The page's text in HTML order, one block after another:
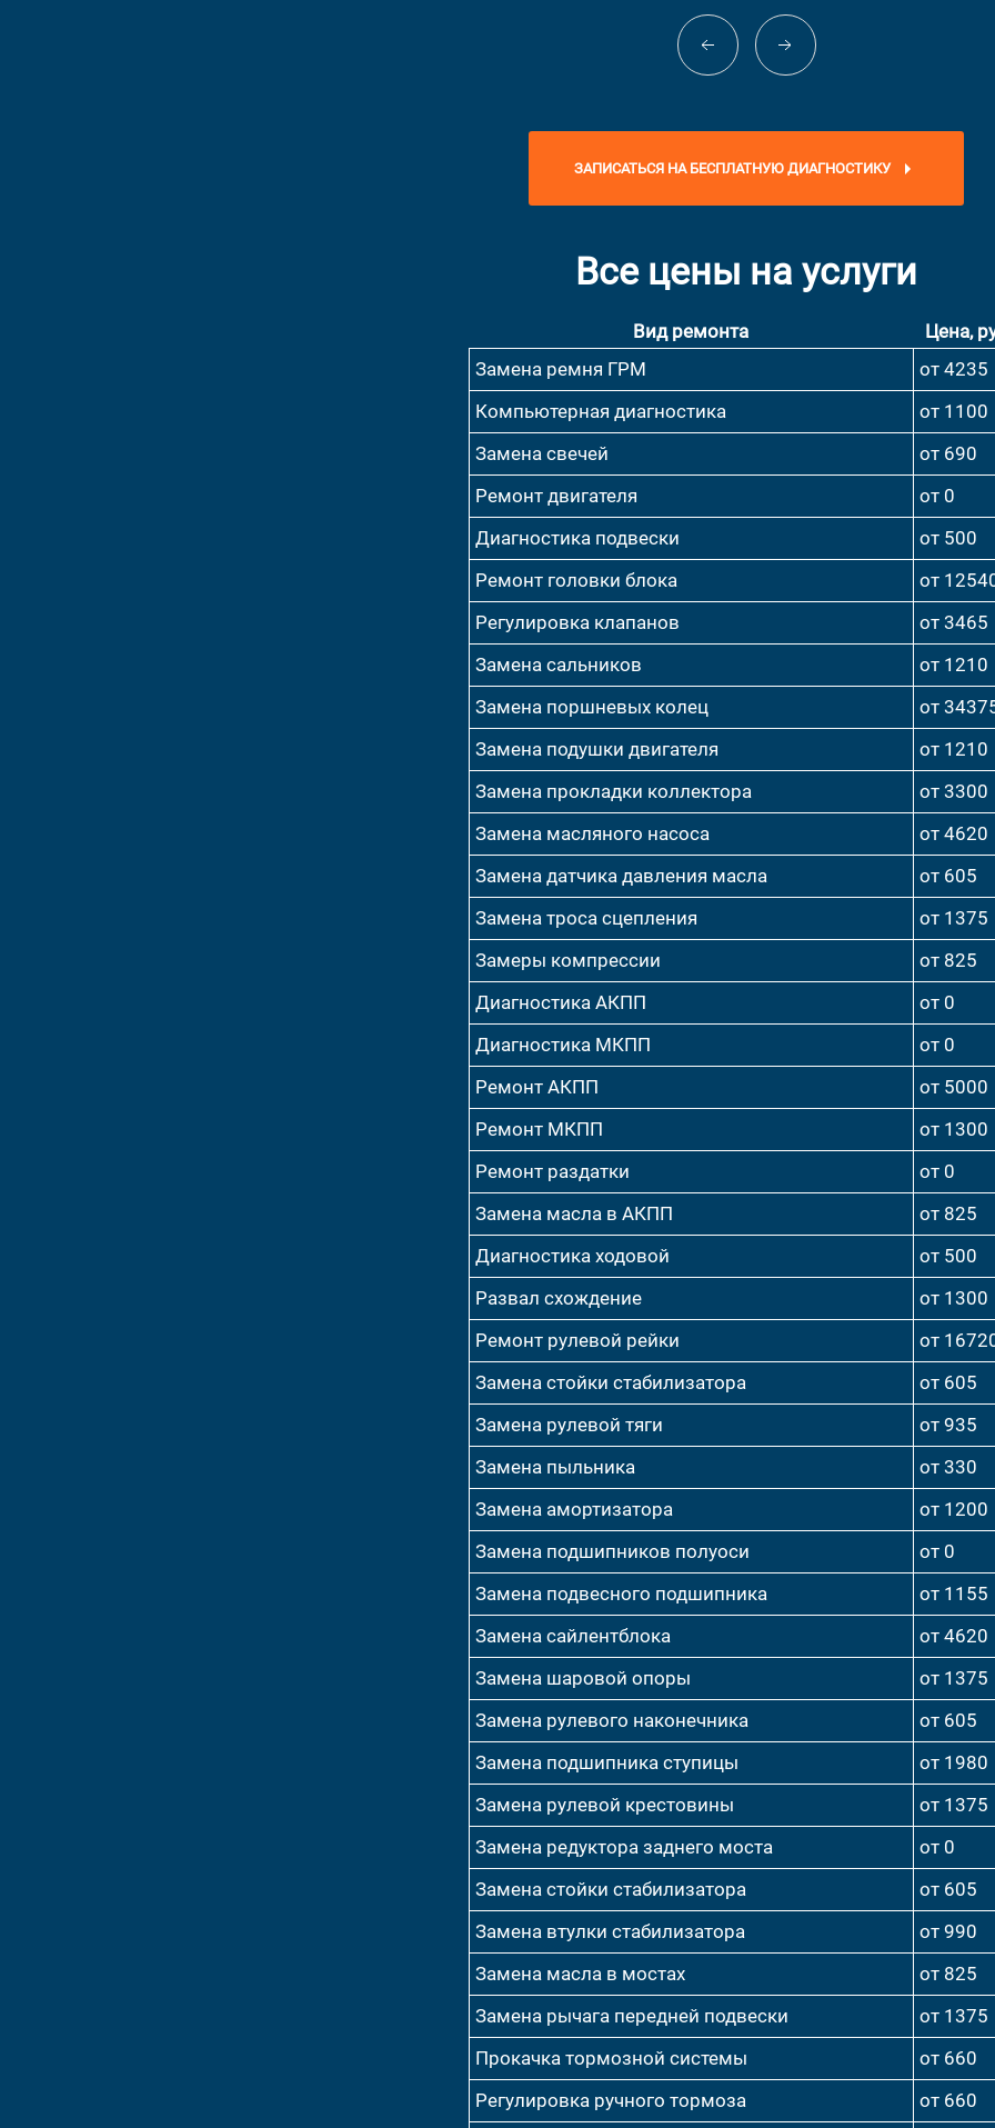
ЗАПИСАТЬСЯ НА БЕСПЛАТНУЮ ДИАГНОСТИКУ
Все цены на услуги
Вид ремонта
Цена,
Замена ремня ГРМ
от 4235
Компьютерная диагностика
от 1100
Замена свечей
от 690
Ремонт двигателя
от 0
Диагностика подвески
от 500
Ремонт головки блока
от
Регулировка клапанов
от 3465
Замена сальников
от 1210
Замена поршневых колец
от
Замена подушки двигателя
от 1210
Замена прокладки коллектора
от 3300
Замена масляного насоса
от 4620
Замена датчика давления масла
от 605
Замена троса сцепления
от 1375
Замеры компрессии
от 825
Диагностика АКПП
от 0
Диагностика МКПП
от 0
Ремонт АКПП
от 5000
Ремонт МКПП
от 1300
Ремонт раздатки
от 0
Замена масла в АКПП
от 825
Диагностика ходовой
от 500
Развал схождение
от 1300
Ремонт рулевой рейки
от
Замена стойки стабилизатора
от 605
Замена рулевой тяги
от 935
Замена пыльника
от 330
Замена амортизатора
от 1200
Замена подшипников полуоси
от 0
Замена подвесного подшипника
от 1155
Замена сайлентблока
от 4620
Замена шаровой опоры
от 1375
Замена рулевого наконечника
от 605
Замена подшипника ступицы
от 1980
Замена рулевой крестовины
от 1375
Замена редуктора заднего моста
от 0
Замена стойки стабилизатора
от 605
Замена втулки стабилизатора
от 990
Замена масла в мостах
от 825
Замена рычага передней подвески
от 1375
Прокачка тормозной системы
от 660
Регулировка ручного тормоза
от 660